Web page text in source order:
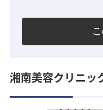
湘南美容クリニッ